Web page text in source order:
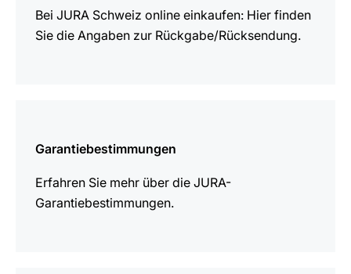
Bei JURA Schweiz online einkaufen: Hier finden
Sie die Angaben zur Rückgabe/Rücksendung.
Garantiebestimmungen
Erfahren Sie mehr über die JURA-
Garantiebestimmungen.